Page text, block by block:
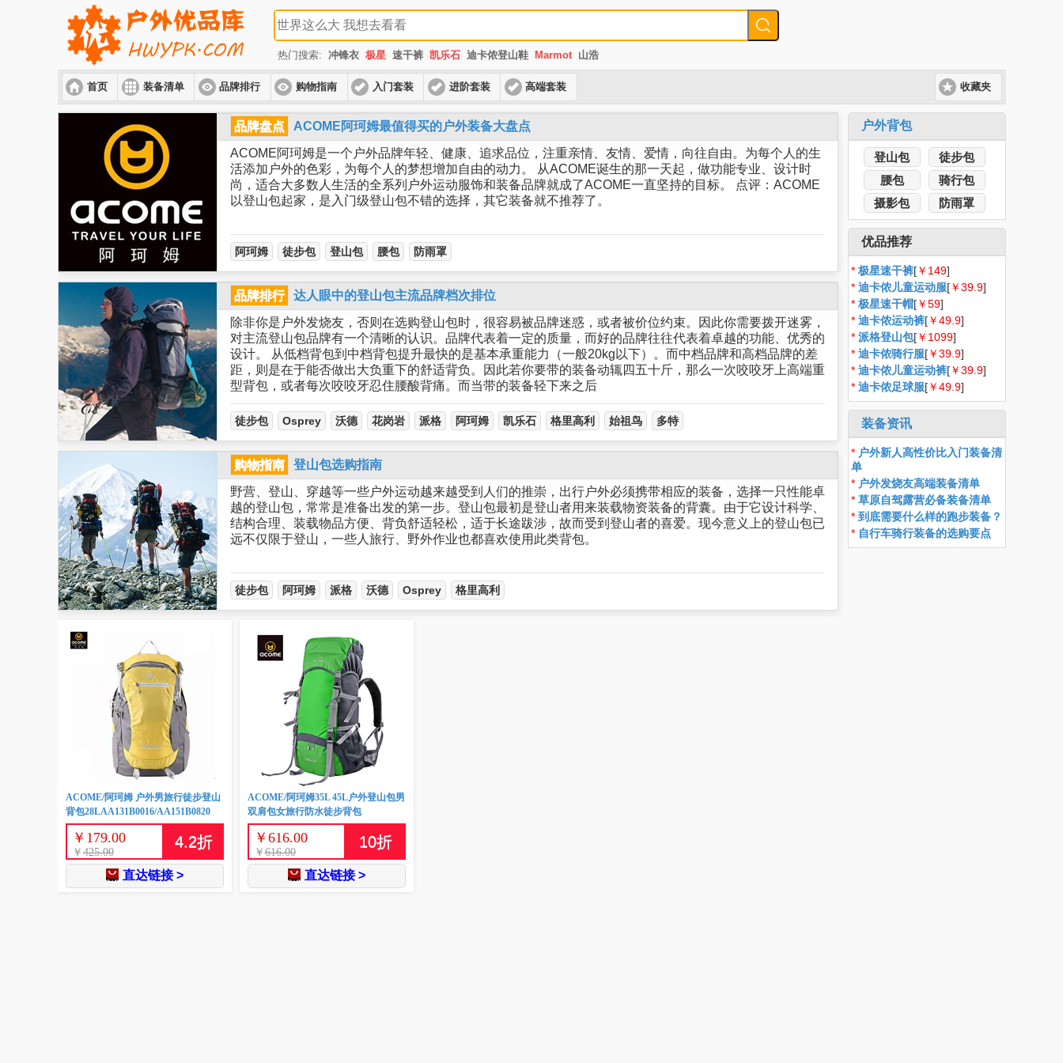
热门搜索: 冲锋衣 极星 速干裤 凯乐石 迪卡侬登山鞋 Marmot 山浩
首页 装备清单 品牌排行 购物指南 入门套装 进阶套装 高端套装 收藏夹
品牌盘点
ACOME阿珂姆最值得买的户外装备大盘点
ACOME阿珂姆是一个户外品牌年轻、健康、追求品位，注重亲情、友情、爱情，向往自由。为每个人的生
活添加户外的色彩，为每个人的梦想增加自由的动力。 从ACOME诞生的那一天起，做功能专业、设计时
尚，适合大多数人生活的全系列户外运动服饰和装备品牌就成了ACOME一直坚持的目标。 点评：ACOME
以登山包起家，是入门级登山包不错的选择，其它装备就不推荐了。
阿珂姆 徒步包 登山包 腰包 防雨罩
品牌排行
达人眼中的登山包主流品牌档次排位
除非你是户外发烧友，否则在选购登山包时，很容易被品牌迷惑，或者被价位约束。因此你需要拨开迷雾，
对主流登山包品牌有一个清晰的认识。品牌代表着一定的质量，而好的品牌往往代表着卓越的功能、优秀的
设计。 从低档背包到中档背包提升最快的是基本承重能力（一般20kg以下）。而中档品牌和高档品牌的差
距，则是在于能否做出大负重下的舒适背负。因此若你要带的装备动辄四五十斤，那么一次咬咬牙上高端重
型背包，或者每次咬咬牙忍住腰酸背痛。而当带的装备轻下来之后
徒步包 Osprey 沃德 花岗岩 派格 阿珂姆 凯乐石 格里高利 始祖鸟 多特
购物指南
登山包选购指南
野营、登山、穿越等一些户外运动越来越受到人们的推崇，出行户外必须携带相应的装备，选择一只性能卓
越的登山包，常常是准备出发的第一步。登山包最初是登山者用来装载物资装备的背囊。由于它设计科学、
结构合理、装载物品方便、背负舒适轻松，适于长途跋涉，故而受到登山者的喜爱。现今意义上的登山包已
远不仅限于登山，一些人旅行、野外作业也都喜欢使用此类背包。
徒步包 阿珂姆 派格 沃德 Osprey 格里高利
ACOME/阿珂姆 户外男旅行徒步登山
背包28LAA131B0016/AA151B0820
￥ 179.00
￥425.00
4.2折
直达链接 >
ACOME/阿珂姆35L 45L户外登山包男
双肩包女旅行防水徒步背包
￥ 616.00
￥616.00
10折
直达链接 >
户外背包
登山包
徒步包
腰包
骑行包
摄影包
防雨罩
优品推荐
* 极星速干裤[￥149]
* 迪卡侬儿童运动服[￥39.9]
* 极星速干帽[￥59]
* 迪卡侬运动裤[￥49.9]
* 派格登山包[￥1099]
* 迪卡侬骑行服[￥39.9]
* 迪卡侬儿童运动裤[￥39.9]
* 迪卡侬足球服[￥49.9]
装备资讯
* 户外新人高性价比入门装备清
单
* 户外发烧友高端装备清单
* 草原自驾露营必备装备清单
* 到底需要什么样的跑步装备？
* 自行车骑行装备的选购要点